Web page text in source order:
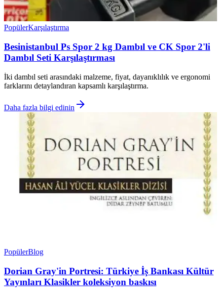
PopülerKarşılaştırma
Besinistanbul Ps Spor 2 kg Dambıl ve CK Spor 2'li
Dambıl Seti Karşılaştırması
İki dambıl seti arasındaki malzeme, fiyat, dayanıklılık ve ergonomi
farklarını detaylandıran kapsamlı karşılaştırma.
Daha fazla bilgi edinin
PopülerBlog
Dorian Gray'in Portresi: Türkiye İş Bankası Kültür
Yayınları Klasikler koleksiyon baskısı